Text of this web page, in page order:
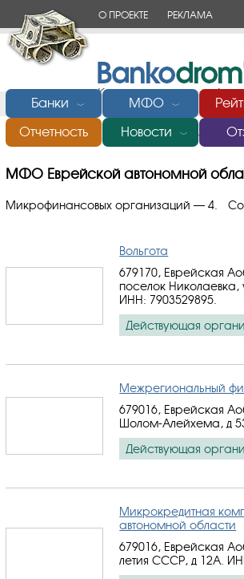
О ПРОЕКТЕ РЕКЛАМА
Банки ﹀ МФО ﹀
Отчетность Новости ﹀
Главная/МФО Еврейской автономной
МФО Еврейской автономной
Микрофинансовых организаций — 4.
Вольгота
679170, Еврейская
поселок Николаевка,
ИНН: 7903529895
Действующая
Межрегиональный
679016, Еврейская
Шолом-Алейхема, д
Действующая
Микрокредитная
автономной области
679016, Еврейская
летия СССР, д 12А.